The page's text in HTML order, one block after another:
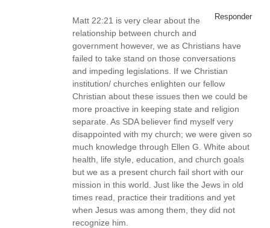
Responder
Matt 22:21 is very clear about the
relationship between church and
government however, we as Christians have
failed to take stand on those conversations
and impeding legislations. If we Christian
institution/ churches enlighten our fellow
Christian about these issues then we could be
more proactive in keeping state and religion
separate. As SDA believer find myself very
disappointed with my church; we were given so
much knowledge through Ellen G. White about
health, life style, education, and church goals
but we as a present church fail short with our
mission in this world. Just like the Jews in old
times read, practice their traditions and yet
when Jesus was among them, they did not
recognize him.